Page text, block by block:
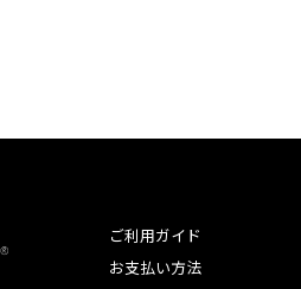
ご利用ガイド
お支払い方法